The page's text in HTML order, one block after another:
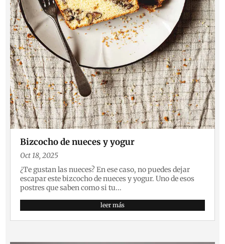
Bizcocho de nueces y yogur
Oct 18, 2025
¿Te gustan las nueces? En ese caso, no puedes dejar
escapar este bizcocho de nueces y yogur. Uno de esos
postres que saben como si tu...
leer más